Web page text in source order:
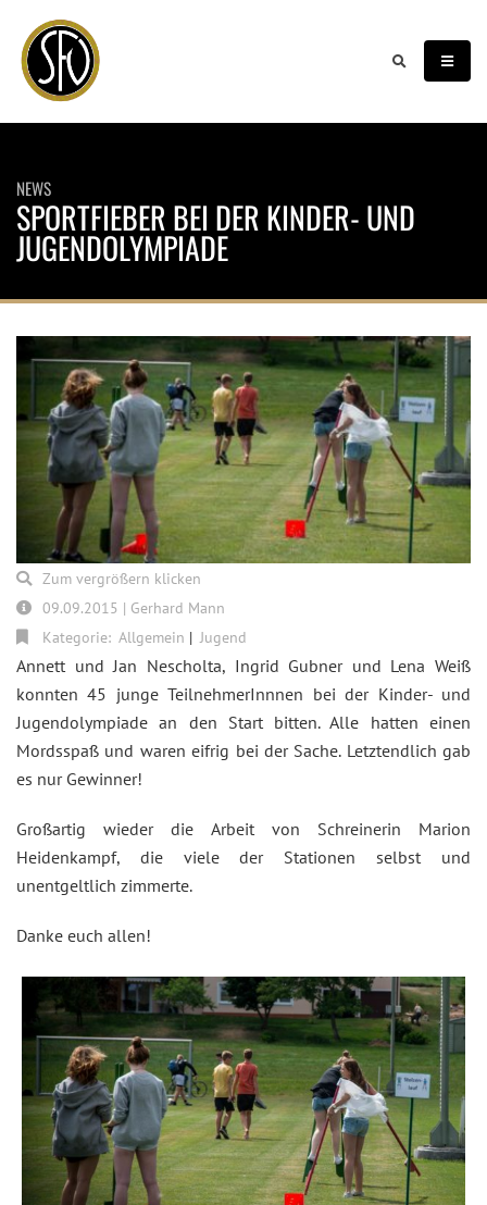
NEWS
SPORTFIEBER BEI DER KINDER- UND
JUGENDOLYMPIADE
Annett und Jan Nescholta, Ingrid Gubner und Lena Weiß
konnten 45 junge TeilnehmerInnnen bei der Kinder- und
Jugendolympiade an den Start bitten. Alle hatten einen
Mordsspaß und waren eifrig bei der Sache. Letztendlich gab
es nur Gewinner!
Großartig wieder die Arbeit von Schreinerin Marion
Heidenkampf, die viele der Stationen selbst und
unentgeltlich zimmerte.
Danke euch allen!
Zum vergrößern klicken
09.09.2015 | Gerhard Mann
Kategorie: Allgemein Jugend